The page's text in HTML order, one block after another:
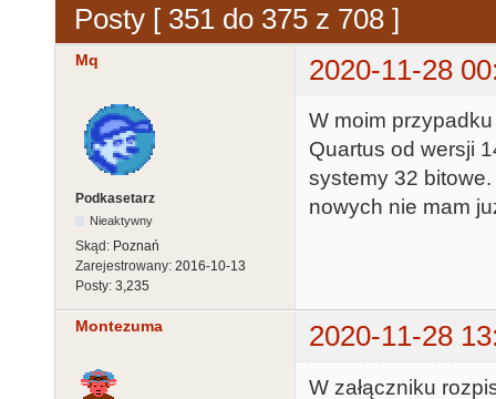
Posty [ 351 do 375 z 708 ]
Mq 2020-11-28
Podkasetarz
Nieaktywny
Skąd: Poznań
Zarejestrowany: 2016-10-13
Posty: 3,235
W moim
Quartus od wersji
systemy 32
nowych nie mam
Montezuma 2020-11-28
W załączniku